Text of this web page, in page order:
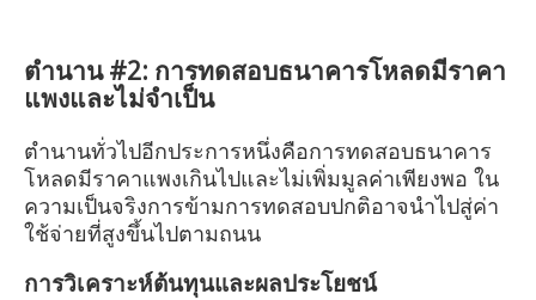
ตำนาน #2: การทดสอบธนาคารโหลดมีราคา
แพงและไม่จำเป็น
ตำนานทั่วไปอีกประการหนึ่งคือการทดสอบธนาคาร
โหลดมีราคาแพงเกินไปและไม่เพิ่มมูลค่าเพียงพอ ใน
ความเป็นจริงการข้ามการทดสอบปกติอาจนำไปสู่ค่า
ใช้จ่ายที่สูงขึ้นไปตามถนน
การวิเคราะห์ต้นทุนและผลประโยชน์